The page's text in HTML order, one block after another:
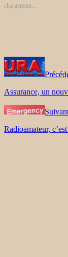
chargement…
Assurance, un
Radioamateur,